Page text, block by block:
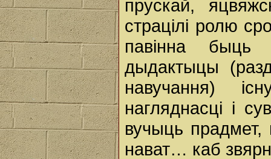
прускай,
страцілі ролю
павінна
дыдактыцы
навучання)
нагляднасці і
вучыць прадмет,
нават… каб